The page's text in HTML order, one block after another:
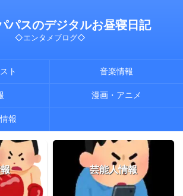
パスのデジタルお昼寝日記
◇エンタメブログ◇
ト 音楽情報
漫画・アニメ
報
芸能人情報